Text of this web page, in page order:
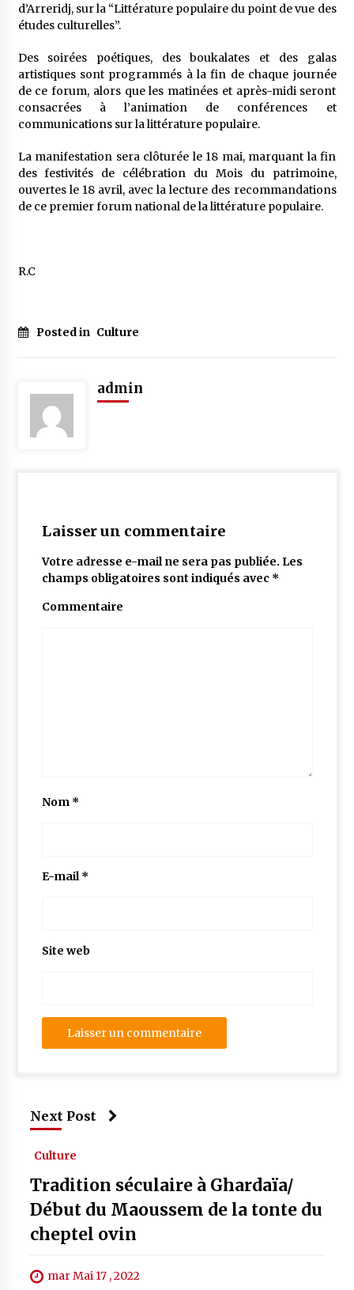
d’Arreridj, sur la “Littérature populaire du point de vue des
études culturelles”.
Des soirées poétiques, des boukalates et des galas
artistiques sont programmés à la fin de chaque journée
de ce forum, alors que les matinées et après-midi seront
consacrées à l’animation de conférences et
communications sur la littérature populaire.
La manifestation sera clôturée le 18 mai, marquant la fin
des festivités de célébration du Mois du patrimoine,
ouvertes le 18 avril, avec la lecture des recommandations
de ce premier forum national de la littérature populaire.
R.C
Posted in Culture
admin
Laisser un commentaire
Votre adresse e-mail ne sera pas publiée. Les
champs obligatoires sont indiqués avec *
Commentaire
Nom *
E-mail*
Site web
Next Post
Culture
Tradition séculaire à Ghardaïa/
Début du Maoussem de la tonte du
cheptel ovin
mar Mai 17 , 2022